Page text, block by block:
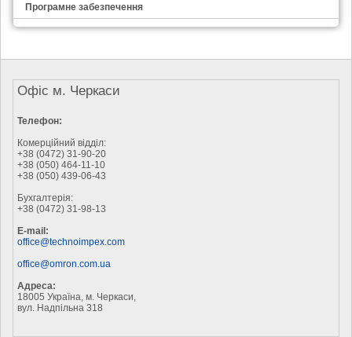
Програмне забезпечення
Офіс м. Черкаси
Телефон:
Комерційний відділ:
+38 (0472) 31-90-20
+38 (050) 464-11-10
+38 (050) 439-06-43
Бухгалтерія:
+38 (0472) 31-98-13
E-mail:
office@technoimpex.com
office@omron.com.ua
Адреса:
18005 Україна, м. Черкаси,
вул. Надпільна 318